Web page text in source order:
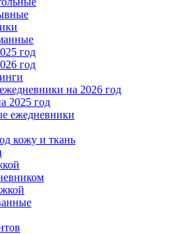
год
год
на 2026 год
2025 год
ежедневники
кожу и ткань